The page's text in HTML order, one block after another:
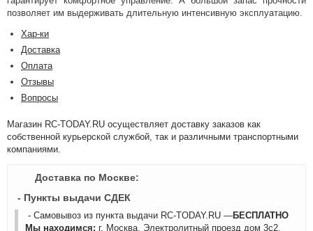
позволяет им выдерживать длительную интенсивную эксплуатацию.
Хар-ки
Доставка
Оплата
Отзывы
Вопросы
Магазин RC-TODAY.RU осуществляет доставку заказов как
собственной курьерской службой, так и различными транспортными
компаниями.
Доставка по Москве:
- Пункты выдачи СДЕК
- Самовывоз из пункта выдачи RC-TODAY.RU —БЕСПЛАТНО
Мы находимся: г. Москва, Электролитный проезд дом 3с2,